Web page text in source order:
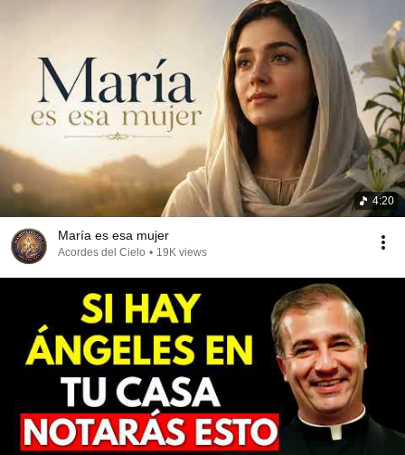
4:20
María es esa mujer
Acordes del Cielo • 19K views